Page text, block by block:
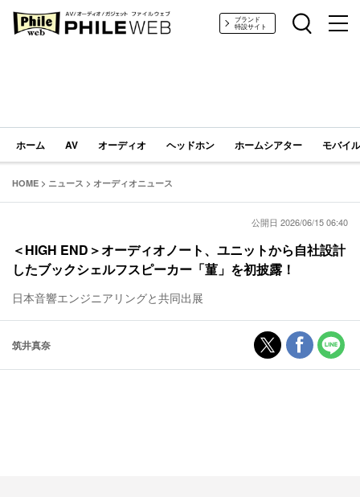
PHILE WEB｜AV/オーディオ/ガジェットブランド
特設サイト
ホーム AV オーディオ ヘッドホン ホームシアター モバイ
HOME > ニュース > オーディオニュース
公開日 2026/06/15 06:40
＜HIGH END＞オーディオノート、ユニットから自社設計
したブックシェルフスピーカー「菫」を初披露！
日本音響エンジニアリングと共同出展
筑井真奈